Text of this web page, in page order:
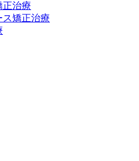
正治療
ス矯正治療